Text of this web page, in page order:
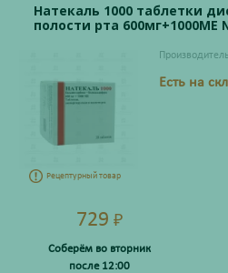
Натекаль 1000 таблетки
полости рта 600мг+1000МЕ
Рецептурный товар
Есть на
729 ₽
Соберём во вторник
после 12:00